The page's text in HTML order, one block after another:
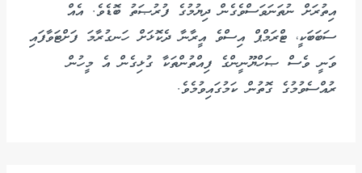
އިތުރަށް ނުތަނަވަސްވެގެން ދިޔުމުގެ ފުރުޞަތު ބޮޑެވެ. އެއް
ސަބަބަކީ، ޓްރަމްޕް އިސްވެ އީރާނާ ދެކޮޅަށް ހަނގުރާމަ ފަށްޓަވާފައި
ވަނީ ވެސް ޞަހްޔޫނީންގެ ފިއްތުންތަކާ ގުޅިގެން އެ މީހުން
ރުއްސެވުމުގެ ގޮތުން ކަމުގައިވުމެވެ.